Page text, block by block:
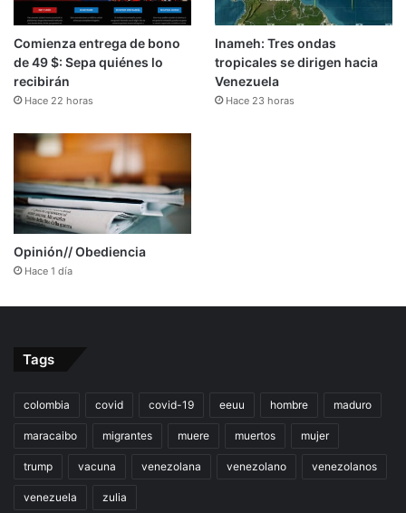
Comienza entrega de bono
de 49 $: Sepa quiénes lo
recibirán
Hace 22 horas
Inameh: Tres ondas
tropicales se dirigen hacia
Venezuela
Hace 23 horas
Opinión// Obediencia
Hace 1 día
Tags
colombia covid covid-19 eeuu hombre maduro
maracaibo migrantes muere muertos mujer
trump vacuna venezolana venezolano venezolanos
venezuela zulia